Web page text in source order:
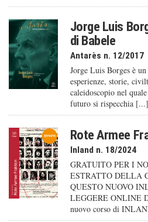
Jorge Luis
di Babele
Antarès n. 12/2017
Jorge Luis Borges è
esperienze, storie,
caleido­scopio nel
futuro si rispecchia [...]
Rote Armee
Inland n. 18/2024
GRATUITO PER I
ESTRATTO DELLA
QUESTO NUOVO
LEGGERE ONLINE
nuovo corso di